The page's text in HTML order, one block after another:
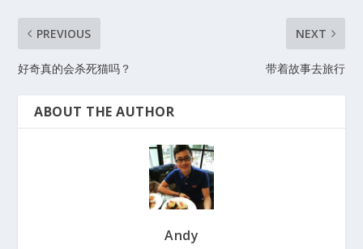
PREVIOUS
好奇真的会杀死猫吗？
NEXT
带着故事去旅行
ABOUT THE AUTHOR
Andy